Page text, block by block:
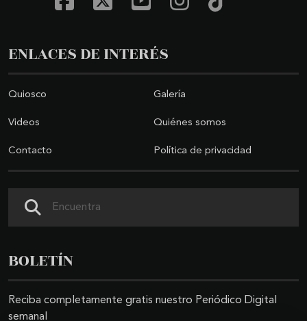
ENLACES DE INTERÉS
Quiosco Galería
Videos Quiénes somos
Contacto Política de privacidad
BOLETÍN
Reciba completamente gratis nuestro Periódico Digital
semanal